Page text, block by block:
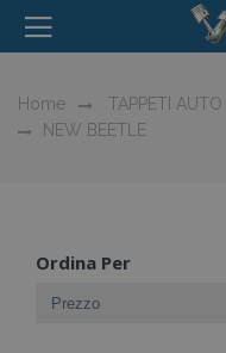
Home TAPPETI AUTO
NEW BEETLE
Ordina Per